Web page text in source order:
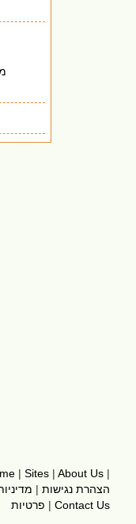
| Sites | About Us |
הצהרת נגישות |
פרטיות | Contact Us